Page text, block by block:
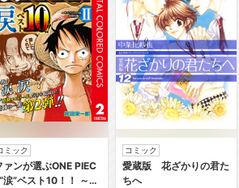
ミック
ァンが選ぶONE PIEC
涙”ベスト10！！ ～サ
コミック
愛蔵版 花ざかりの君た
ちへ